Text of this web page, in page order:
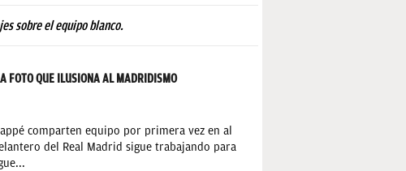
sobre el equipo blanco.
FOTO QUE ILUSIONA AL MADRIDISMO
comparten equipo por primera vez en al
del Real Madrid sigue trabajando para